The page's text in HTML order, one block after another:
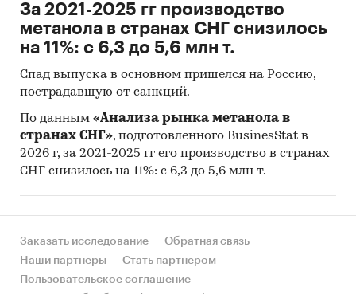
За 2021-2025 гг производство
метанола в странах СНГ снизилось
на 11%: с 6,3 до 5,6 млн т.
Спад выпуска в основном пришелся на Россию,
пострадавшую от санкций.
По данным «Анализа рынка метанола в
странах СНГ», подготовленного BusinesStat в
2026 г, за 2021-2025 гг его производство в странах
СНГ снизилось на 11%: с 6,3 до 5,6 млн т.
Заказать исследование
Обратная связь
Наши партнеры
Стать партнером
Пользовательское соглашение